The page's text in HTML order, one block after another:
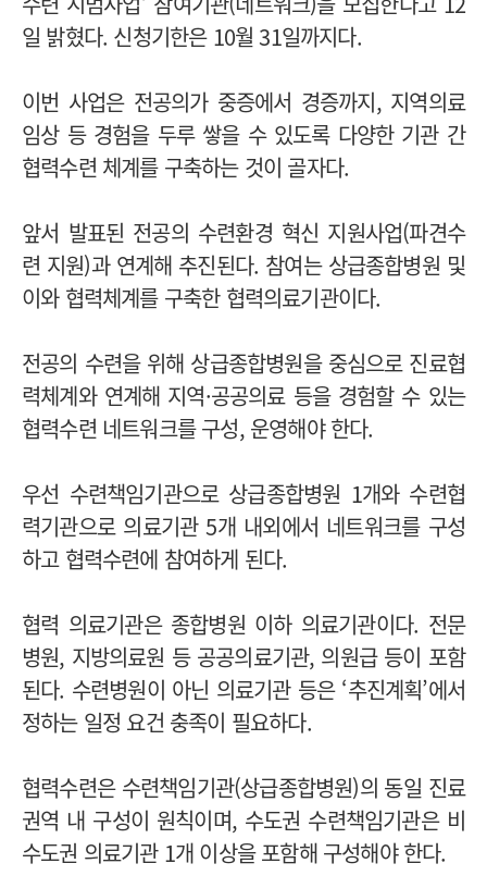
일 밝혔다. 신청기한은 10월 31일까지다.
이번 사업은 전공의가 중증에서 경증까지, 지역의료
임상 등 경험을 두루 쌓을 수 있도록 다양한 기관 간
협력수련 체계를 구축하는 것이 골자다.
앞서 발표된 전공의 수련환경 혁신 지원사업(파견수
련 지원)과 연계해 추진된다. 참여는 상급종합병원 및
이와 협력체계를 구축한 협력의료기관이다.
전공의 수련을 위해 상급종합병원을 중심으로 진료협
력체계와 연계해 지역·공공의료 등을 경험할 수 있는
협력수련 네트워크를 구성, 운영해야 한다.
우선 수련책임기관으로 상급종합병원 1개와 수련협
력기관으로 의료기관 5개 내외에서 네트워크를 구성
하고 협력수련에 참여하게 된다.
협력 의료기관은 종합병원 이하 의료기관이다. 전문
병원, 지방의료원 등 공공의료기관, 의원급 등이 포함
된다. 수련병원이 아닌 의료기관 등은 ‘추진계획’에서
정하는 일정 요건 충족이 필요하다.
협력수련은 수련책임기관(상급종합병원)의 동일 진료
권역 내 구성이 원칙이며, 수도권 수련책임기관은 비
수도권 의료기관 1개 이상을 포함해 구성해야 한다.